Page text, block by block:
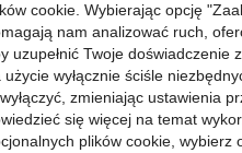
Zobacz Więcej Opinii
cookie. Wybierając opcję
nam analizować ruch,
uzupełnić Twoje doświadczenie
użycie wyłącznie ściśle
zmieniając ustawienia
się więcej na temat
plików cookie, wybierz